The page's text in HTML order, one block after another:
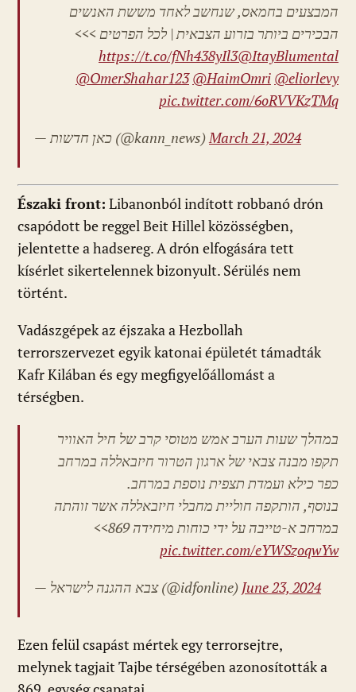
המבצעים בחמאס, שנחשב לאחד מששת האנשים
הבכירים ביותר בזרוע הצבאית | לכל הפרטים >>>
https://t.co/fNh438yIl3@ItayBlumental
@OmerShahar123 @HaimOmri @eliorlevy
pic.twitter.com/6oRVVKzTMq
— כאן חדשות (@kann_news)March 21, 2024
Északi front: Libanonból indított robbanó drón
csapódott be reggel Beit Hillel közösségben,
jelentette a hadsereg. A drón elfogására tett
kísérlet sikertelennek bizonyult. Sérülés nem
történt.
Vadászgépek az éjszaka a Hezbollah
terrorszervezet egyik katonai épületét támadták
Kafr Kilában és egy megfigyelőállomást a
térségben.
במהלך שעות הערב אמש מטוסי קרב של חיל האוויר
תקפו מבנה צבאי של ארגון הטרור חיזבאללה במרחב
כפר כילא ועמדת תצפית נוספת במרחב.
בנוסף, הותקפה חוליית מחבלי חיזבאללה אשר זוהתה
במרחב א-טייבה על ידי כוחות מיחידה 869>>
pic.twitter.com/eYWSzoqwYw
— צבא ההגנה לישראל (@idfonline) June 23, 2024
Ezen felül csapást mértek egy terrorsejtre,
melynek tagjait Tajbe térségében azonosították a